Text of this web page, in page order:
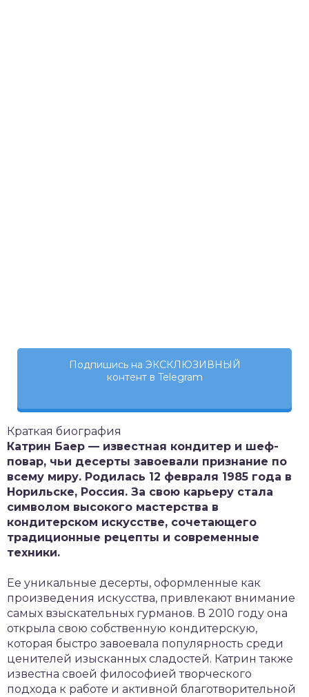
Подпишись на ЭКСКЛЮЗИВНЫЙ
контент в Telegram
Краткая биография
Катрин Баер — известная кондитер и шеф-
повар, чьи десерты завоевали признание по
всему миру. Родилась 12 февраля 1985 года в
Норильске, Россия. За свою карьеру стала
символом высокого мастерства в
кондитерском искусстве, сочетающего
традиционные рецепты и современные
техники.
Ее уникальные десерты, оформленные как
произведения искусства, привлекают внимание
самых взыскательных гурманов. В 2010 году она
открыла свою собственную кондитерскую,
которая быстро завоевала популярность среди
ценителей изысканных сладостей. Катрин также
известна своей философией творческого
подхода к работе и активной благотворительной